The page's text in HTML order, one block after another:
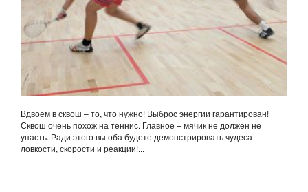
Вдвоем в сквош – то, что нужно! Выброс энергии гарантирован!
Сквош очень похож на теннис. Главное – мячик не должен не
упасть. Ради этого вы оба будете демонстрировать чудеса
ловкости, скорости и реакции!...